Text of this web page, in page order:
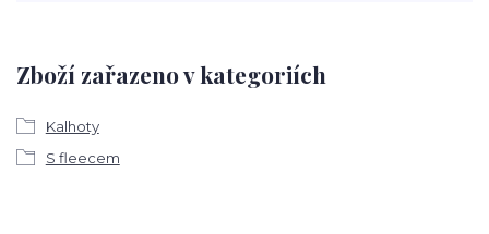
Zboží zařazeno v kategoriích
Kalhoty
S fleecem